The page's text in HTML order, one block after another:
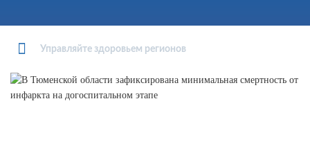
Управляйте здоровьем регионов